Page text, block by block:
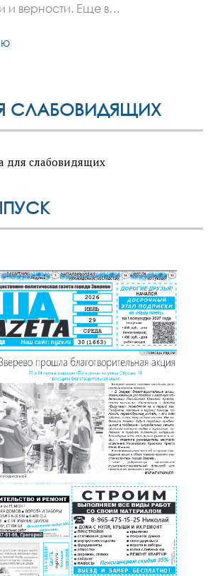
и верности. Еще в…
СЛАБОВИДЯЩИХ
для слабовидящих